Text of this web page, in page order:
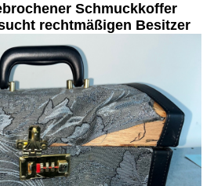
Schmuckkoffer
rechtmäßigen Besitzer